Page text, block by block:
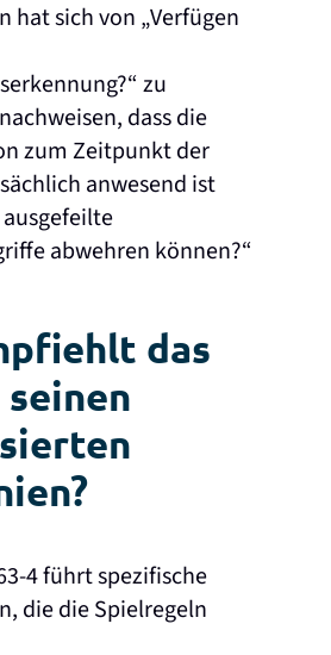
hat sich von „Verfügen
zu
dass die
zum Zeitpunkt der
anwesend ist
ausgefeilte
abwehren können?“
das
seinen
4 führt spezifische
die die Spielregeln